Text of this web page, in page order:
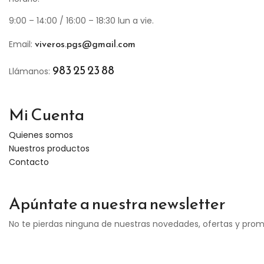
9:00 – 14:00 / 16:00 – 18:30 lun a vie.
Email: viveros.pgs@gmail.com
Llámanos: 983 25 23 88
Mi Cuenta
Quienes somos
Nuestros productos
Contacto
Apúntate a nuestra newsletter
No te pierdas ninguna de nuestras novedades, ofertas y